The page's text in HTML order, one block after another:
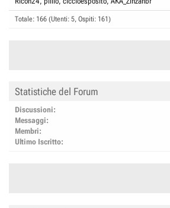
Totale: 166 (Utenti: 5, Ospiti: 161)
Statistiche del Forum
Discussioni
Messaggi
Membri
Ultimo Iscritto